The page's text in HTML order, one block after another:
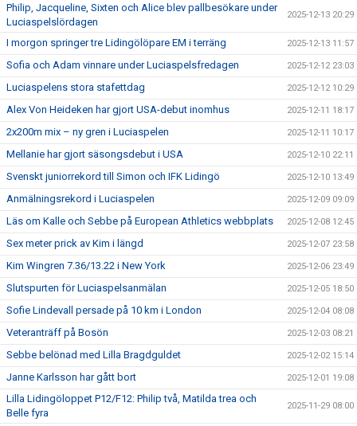
Philip, Jacqueline, Sixten och Alice blev pallbesökare under
Luciaspelslördagen
2025-12-13 20:29
I morgon springer tre Lidingölöpare EM i terräng 2025-12-13 11:57
Sofia och Adam vinnare under Luciaspelsfredagen 2025-12-12 23:03
Luciaspelens stora stafettdag 2025-12-12 10:29
Alex Von Heideken har gjort USA-debut inomhus 2025-12-11 18:17
2x200m mix – ny gren i Luciaspelen 2025-12-11 10:17
Mellanie har gjort säsongsdebut i USA 2025-12-10 22:11
Svenskt juniorrekord till Simon och IFK Lidingö 2025-12-10 13:49
Anmälningsrekord i Luciaspelen 2025-12-09 09:09
Läs om Kalle och Sebbe på European Athletics webbplats 2025-12-08 12:45
Sex meter prick av Kim i längd 2025-12-07 23:58
Kim Wingren 7.36/13.22 i New York 2025-12-06 23:49
Slutspurten för Luciaspelsanmälan 2025-12-05 18:50
Sofie Lindevall persade på 10 km i London 2025-12-04 08:08
Veteranträff på Bosön 2025-12-03 08:21
Sebbe belönad med Lilla Bragdguldet 2025-12-02 15:14
Janne Karlsson har gått bort 2025-12-01 19:08
Lilla Lidingöloppet P12/F12: Philip två, Matilda trea och
Belle fyra
2025-11-29 08:00